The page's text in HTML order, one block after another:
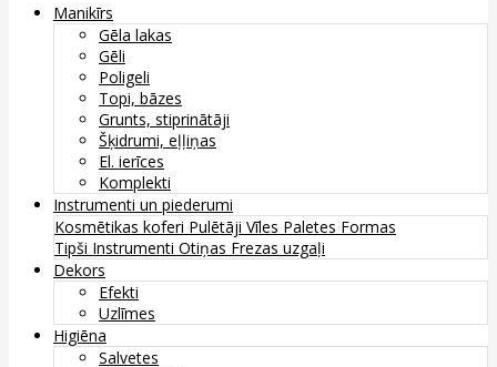
Manikīrs
Gēla lakas
Gēli
Poligeli
Topi, bāzes
Grunts, stiprinātāji
Šķidrumi, eļļiņas
El. ierīces
Komplekti
Instrumenti un piederumi
Kosmētikas koferi Pulētāji Vīles Paletes Formas
Tipši Instrumenti Otiņas Frezas uzgaļi
Dekors
Efekti
Uzlīmes
Higiēna
Salvetes